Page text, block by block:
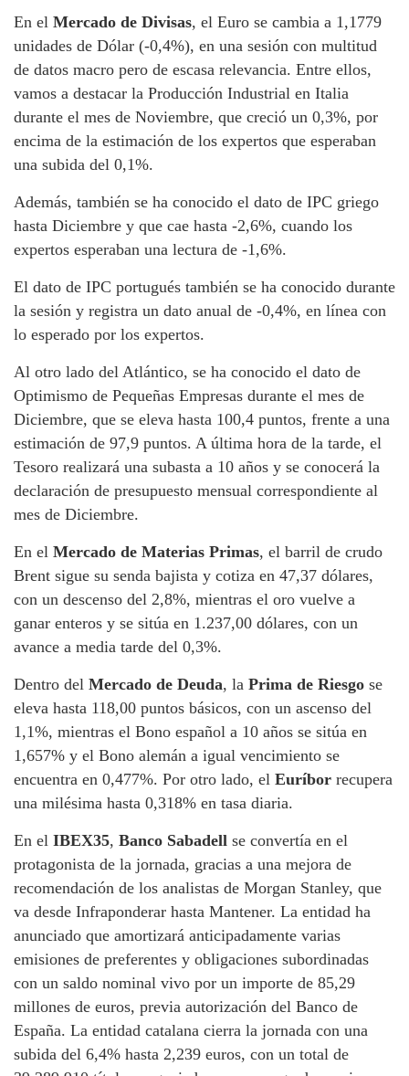
En el Mercado de Divisas, el Euro se cambia a 1,1779
unidades de Dólar (-0,4%), en una sesión con multitud
de datos macro pero de escasa relevancia. Entre ellos,
vamos a destacar la Producción Industrial en Italia
durante el mes de Noviembre, que creció un 0,3%, por
encima de la estimación de los expertos que esperaban
una subida del 0,1%.
Además, también se ha conocido el dato de IPC griego
hasta Diciembre y que cae hasta -2,6%, cuando los
expertos esperaban una lectura de -1,6%.
El dato de IPC portugués también se ha conocido durante
la sesión y registra un dato anual de -0,4%, en línea con
lo esperado por los expertos.
Al otro lado del Atlántico, se ha conocido el dato de
Optimismo de Pequeñas Empresas durante el mes de
Diciembre, que se eleva hasta 100,4 puntos, frente a una
estimación de 97,9 puntos. A última hora de la tarde, el
Tesoro realizará una subasta a 10 años y se conocerá la
declaración de presupuesto mensual correspondiente al
mes de Diciembre.
En el Mercado de Materias Primas, el barril de crudo
Brent sigue su senda bajista y cotiza en 47,37 dólares,
con un descenso del 2,8%, mientras el oro vuelve a
ganar enteros y se sitúa en 1.237,00 dólares, con un
avance a media tarde del 0,3%.
Dentro del Mercado de Deuda, la Prima de Riesgo se
eleva hasta 118,00 puntos básicos, con un ascenso del
1,1%, mientras el Bono español a 10 años se sitúa en
1,657% y el Bono alemán a igual vencimiento se
encuentra en 0,477%. Por otro lado, el Euríbor recupera
una milésima hasta 0,318% en tasa diaria.
En el IBEX35, Banco Sabadell se convertía en el
protagonista de la jornada, gracias a una mejora de
recomendación de los analistas de Morgan Stanley, que
va desde Infraponderar hasta Mantener. La entidad ha
anunciado que amortizará anticipadamente varias
emisiones de preferentes y obligaciones subordinadas
con un saldo nominal vivo por un importe de 85,29
millones de euros, previa autorización del Banco de
España. La entidad catalana cierra la jornada con una
subida del 6,4% hasta 2,239 euros, con un total de